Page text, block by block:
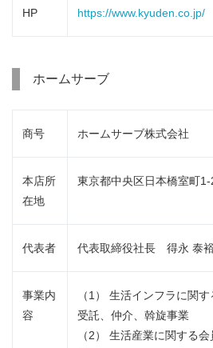
HP https://www.kyuden.co.jp/
ホームサーブ
商号 ホームサーブ株式会社
本店所
在地
東京都中央区日本橋室町
代表者 代表取締役社長 得永 泰
事業内
容
（1） 生活インフラに関
受託、仲介、斡旋事業
（2） 生活産業に関する